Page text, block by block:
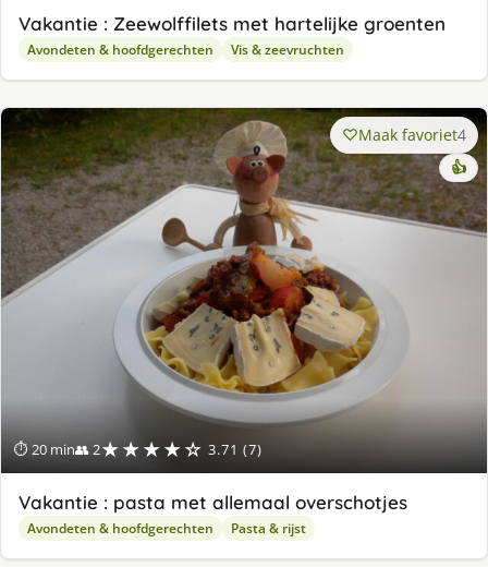
Vakantie : Zeewolffilets met hartelijke groenten
Avondeten & hoofdgerechten Vis & zeevruchten
⏱ 20 min👥 2★★★★☆ 3.71 (7)
Maak favoriet4
👍
Vakantie : pasta met allemaal overschotjes
Avondeten & hoofdgerechten Pasta & rijst